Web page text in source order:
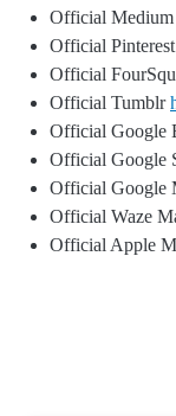
Official Medium
Official Pinterest
Official
Official Tumblr
Official Google
Official Google
Official Google
Official Waze
Official Apple